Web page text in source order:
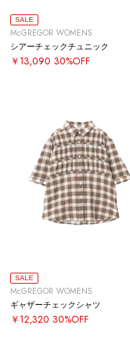
SALE
McGREGOR WOMENS
シアーチェックチュニック
￥13,090 30%OFF
SALE
McGREGOR WOMENS
ギャザーチェックシャツ
￥12,320 30%OFF